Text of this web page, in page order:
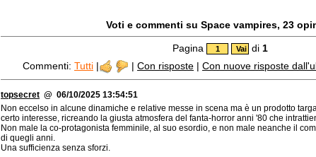
Voti e commenti su Space vampires, 23
Pagina di 1
Commenti: Tutti | | Con risposte | Con nuove risposte
topsecret @ 06/10/2025 13:54:51
Non eccelso in alcune dinamiche e relative messe in scena ma è un prodotto
certo interesse, ricreando la giusta atmosfera del fanta-horror anni '80 che
Non male la co-protagonista femminile, al suo esordio, e non male neanche il
di quegli anni.
Una sufficienza senza sforzi.